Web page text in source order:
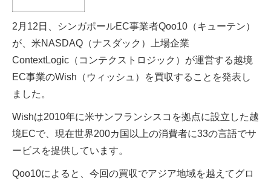
2月12日、シンガポールEC事業者Qoo10（キューテン）
が、米NASDAQ（ナスダック）上場企業
ContextLogic（コンテクストロジック）が運営する越境
EC事業のWish（ウィッシュ）を買収することを発表し
ました。
Wishは2010年に米サンフランシスコを拠点に設立した越
境ECで、現在世界200カ国以上の消費者に33の言語でサ
ービスを提供しています。
Qoo10によると、今回の買収でアジア地域を越えてグロ